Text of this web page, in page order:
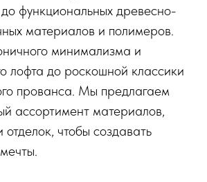
функциональных древесно-
материалов и полимеров.
минимализма и
лофта до роскошной классики
прованса. Мы предлагаем
ассортимент материалов,
отделок, чтобы создавать